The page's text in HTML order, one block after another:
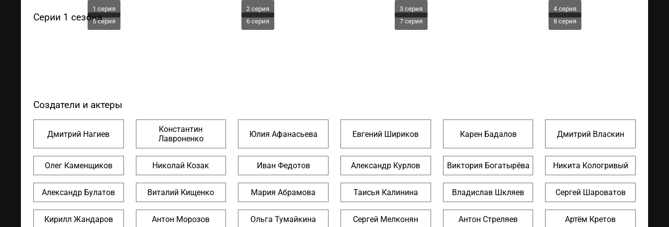
Серии 1 сезона
1 серия 2 серия 3 серия
4 серия
5 серия
6 серия 7 серия 8 серия
Создатели и актеры
Дмитрий Нагиев
Константин
Лавроненко
Юлия Афанасьева Евгений Шириков Карен Бадалов Дмитрий Власкин
Олег Каменщиков Николай Козак Иван Федотов Александр Курлов Виктория Богатырёва Никита Кологривый
Александр Булатов Виталий Кищенко Мария Абрамова Таисья Калинина Владислав Шкляев Сергей Шароватов
Кирилл Жандаров Антон Морозов Ольга Тумайкина Сергей Мелконян Антон Стреляев Артём Кретов